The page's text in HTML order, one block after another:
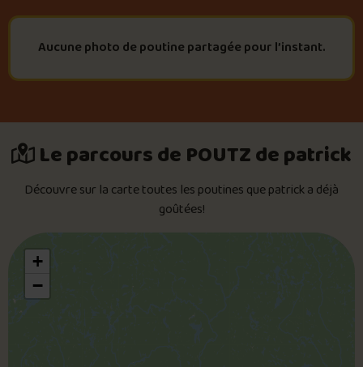
Aucune photo de poutine partagée pour l’instant.
Le parcours de POUTZ de patrick
Découvre sur la carte toutes les poutines que patrick a déjà
goûtées!
+
−